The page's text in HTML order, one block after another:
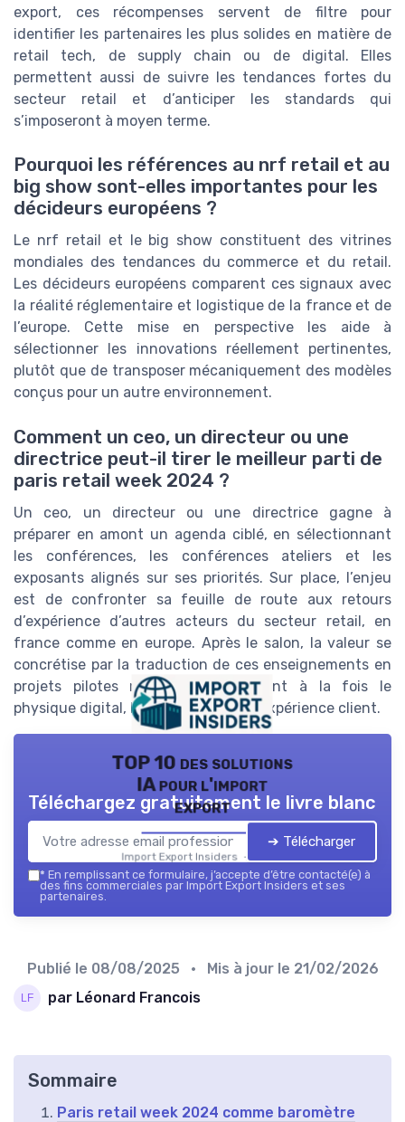
export, ces récompenses servent de filtre pour
identifier les partenaires les plus solides en matière de
retail tech, de supply chain ou de digital. Elles
permettent aussi de suivre les tendances fortes du
secteur retail et d’anticiper les standards qui
s’imposeront à moyen terme.
Pourquoi les références au nrf retail et au
big show sont-elles importantes pour les
décideurs européens ?
Le nrf retail et le big show constituent des vitrines
mondiales des tendances du commerce et du retail.
Les décideurs européens comparent ces signaux avec
la réalité réglementaire et logistique de la france et de
l’europe. Cette mise en perspective les aide à
sélectionner les innovations réellement pertinentes,
plutôt que de transposer mécaniquement des modèles
conçus pour un autre environnement.
Comment un ceo, un directeur ou une
directrice peut-il tirer le meilleur parti de
paris retail week 2024 ?
Un ceo, un directeur ou une directrice gagne à
préparer en amont un agenda ciblé, en sélectionnant
les conférences, les conférences ateliers et les
exposants alignés sur ses priorités. Sur place, l’enjeu
est de confronter sa feuille de route aux retours
d’expérience d’autres acteurs du secteur retail, en
france comme en europe. Après le salon, la valeur se
concrétise par la traduction de ces enseignements en
projets pilotes mesurables, intégrant à la fois le
physique digital, la supply chain et l’expérience client.
TOP 10 des solutions
IA pour l'import
export
Import Export Insiders — 2026
Téléchargez gratuitement le livre blanc
➔ Télécharger
* En remplissant ce formulaire, j’accepte d’être contacté(e) à
des fins commerciales par Import Export Insiders et ses
partenaires.
Publié le 08/08/2025 • Mis à jour le 21/02/2026
par Léonard Francois
Sommaire
Paris retail week 2024 comme baromètre